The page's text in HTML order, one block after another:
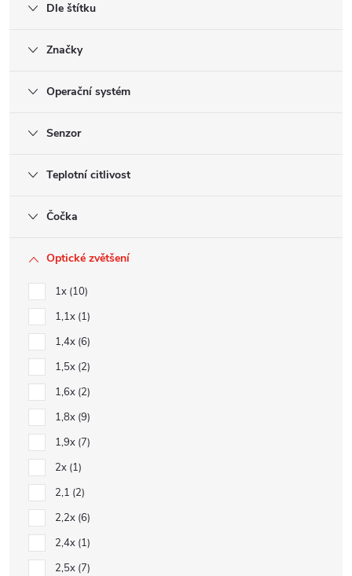
Dle štítku
Značky
Operační systém
Senzor
Teplotní citlivost
Čočka
Optické zvětšení
1x 10
1,1x 1
1,4x 6
1,5x 2
1,6x 2
1,8x 9
1,9x 7
2x 1
2,1 2
2,2x 6
2,4x 1
2,5x 7